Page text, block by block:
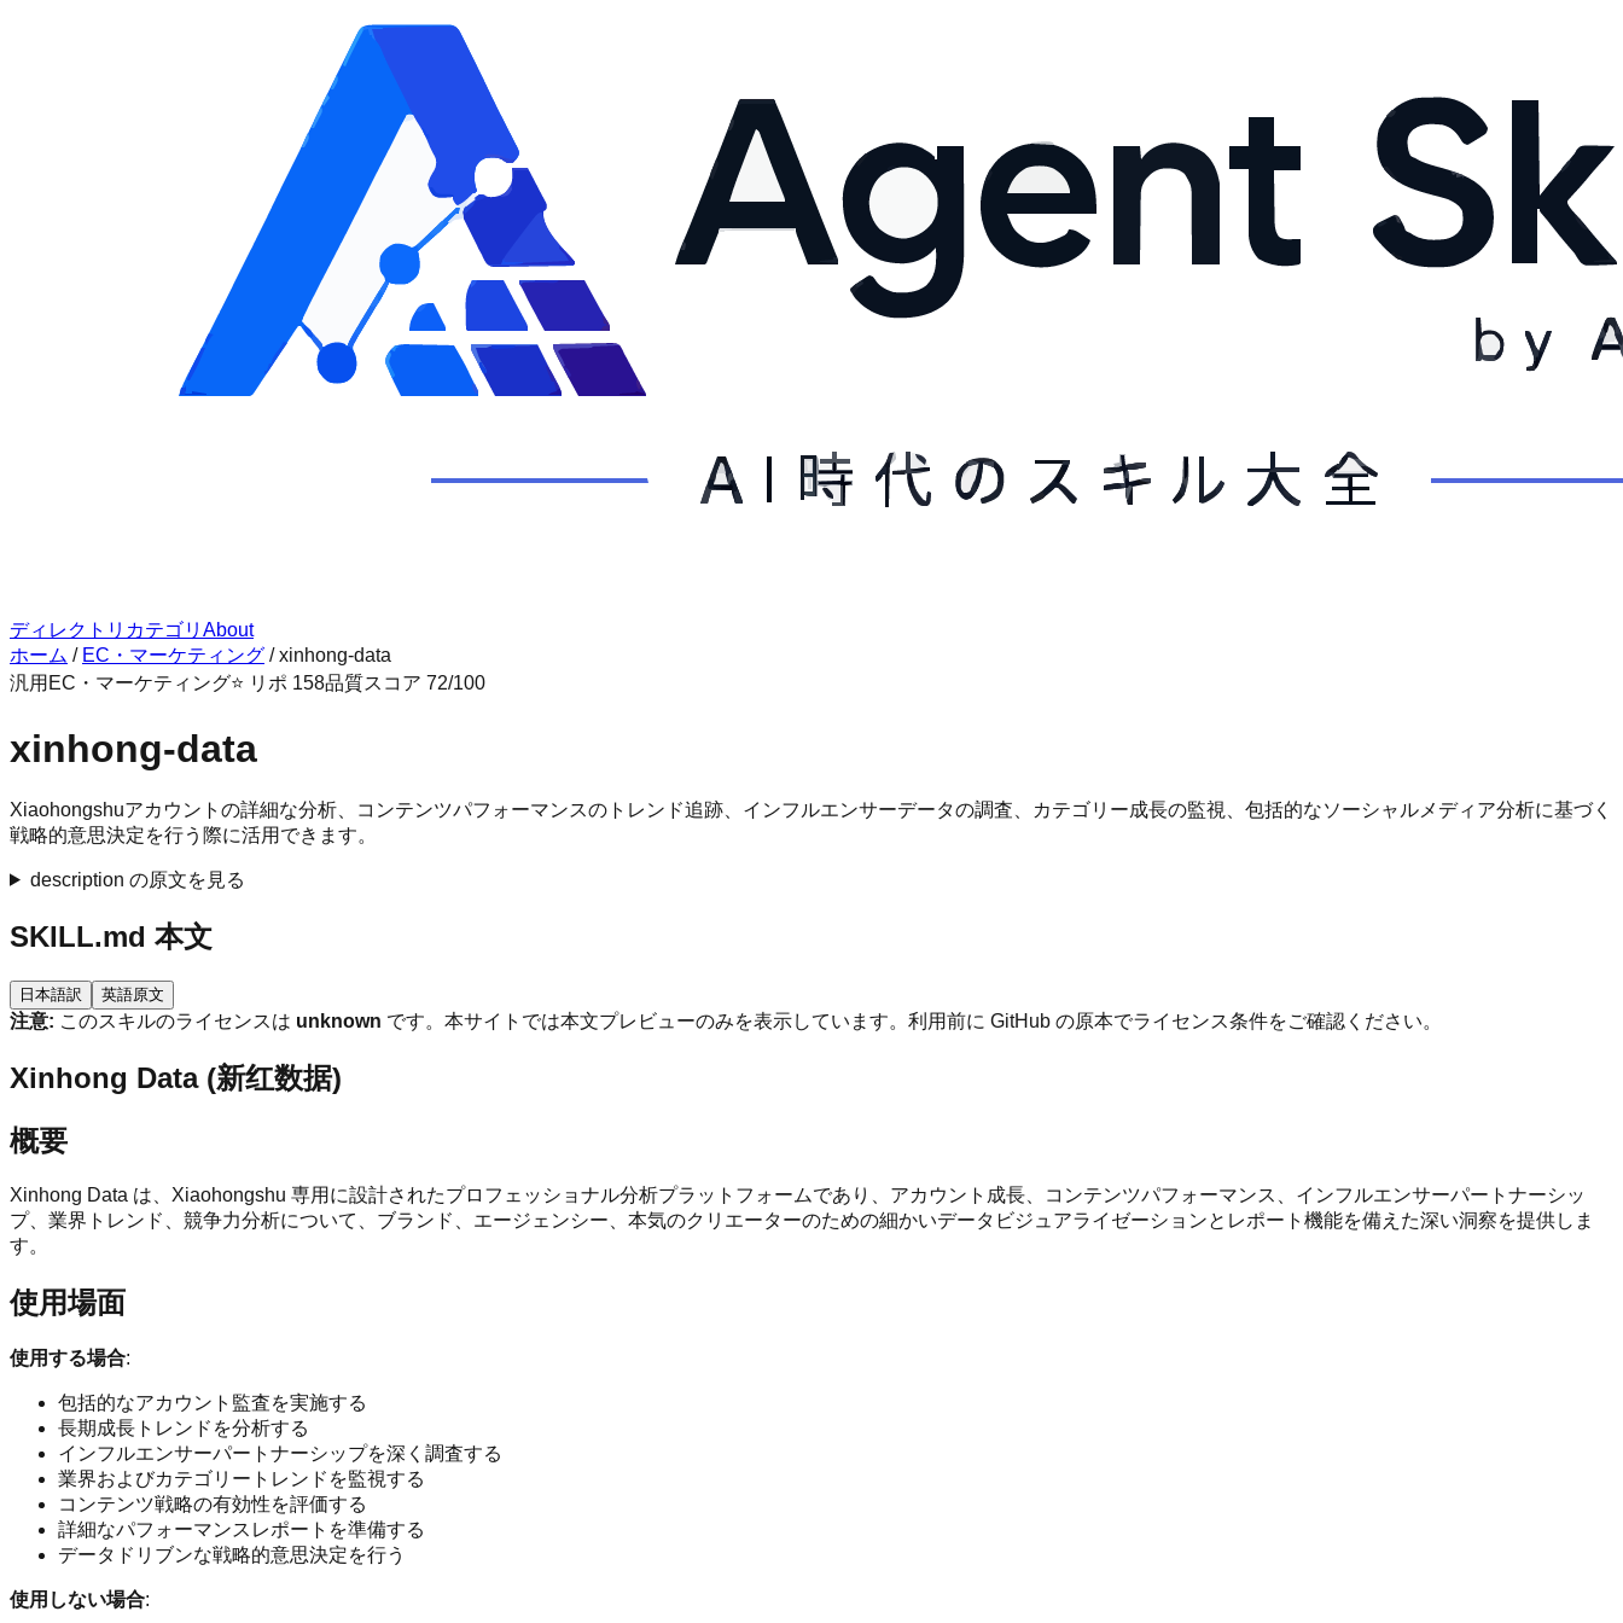
ディレクトリ カテゴリ About
ホーム / EC・マーケティング /xinhong-data
汎用 EC・マーケティング⭐ リポ 158品質スコア 72/100
xinhong-data
Xiaohongshuアカウントの詳細な分析、コンテンツパフォーマンスのトレンド追跡、インフルエンサーデータの調査、カテゴリー成長の監視、包括的なソーシャルメディア分析に基づく
戦略的意思決定を行う際に活用できます。
description の原文を見る
SKILL.md 本文
日本語訳 英語原文
注意: このスキルのライセンスは unknown です。本サイトでは本文プレビューのみを表示しています。利用前に GitHub の原本でライセンス条件をご確認ください。
Xinhong Data (新红数据)
概要
Xinhong Data は、Xiaohongshu 専用に設計されたプロフェッショナル分析プラットフォームであり、アカウント成長、コンテンツパフォーマンス、インフルエンサーパートナーシッ
プ、業界トレンド、競争力分析について、ブランド、エージェンシー、本気のクリエーターのための細かいデータビジュアライゼーションとレポート機能を備えた深い洞察を提供しま
す。
使用場面
使用する場合:
包括的なアカウント監査を実施する
長期成長トレンドを分析する
インフルエンサーパートナーシップを深く調査する
業界およびカテゴリートレンドを監視する
コンテンツ戦略の有効性を評価する
詳細なパフォーマンスレポートを準備する
データドリブンな戦略的意思決定を行う
使用しない場合: